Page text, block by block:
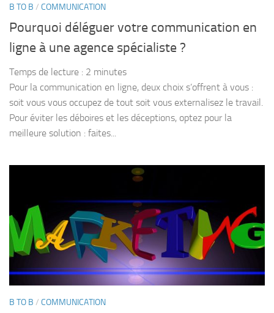
B TO B / COMMUNICATION
Pourquoi déléguer votre communication en
ligne à une agence spécialiste ?
Temps de lecture : 2 minutes
Pour la communication en ligne, deux choix s’offrent à vous :
soit vous vous occupez de tout soit vous externalisez le travail.
Pour éviter les déboires et les déceptions, optez pour la
meilleure solution : faites...
B TO B / COMMUNICATION